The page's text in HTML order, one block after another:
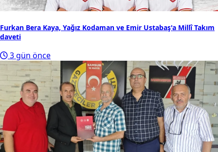
Furkan Bera Kaya, Yağız Kodaman ve Emir Ustabaş'a Millî Takım
daveti
3 gün önce